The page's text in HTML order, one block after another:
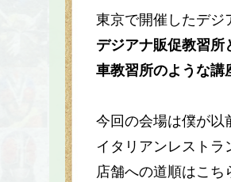
東京で開催したデジ
デジアナ販促教習
車教習所のような講
今回の会場は僕が以
イタリアンレストラ
店舗への道順はこ